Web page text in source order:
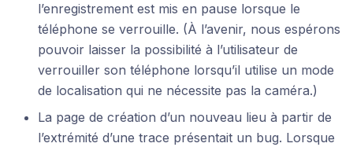
l’enregistrement est mis en pause lorsque le
téléphone se verrouille. (À l’avenir, nous espérons
pouvoir laisser la possibilité à l’utilisateur de
verrouiller son téléphone lorsqu’il utilise un mode
de localisation qui ne nécessite pas la caméra.)
La page de création d’un nouveau lieu à partir de
l’extrémité d’une trace présentait un bug. Lorsque